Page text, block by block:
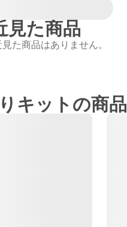
見た商品
た商品はありません。
キットの商品